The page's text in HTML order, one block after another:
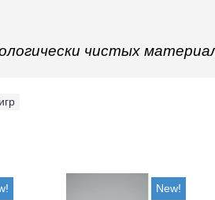
чистых
New!